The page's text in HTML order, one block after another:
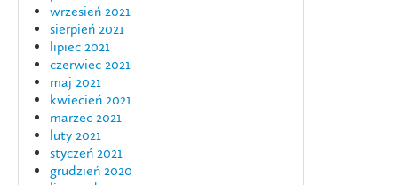
wrzesień 2021
sierpień 2021
lipiec 2021
czerwiec 2021
maj 2021
kwiecień 2021
marzec 2021
luty 2021
styczeń 2021
grudzień 2020